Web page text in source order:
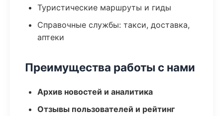
Туристические маршруты и гиды
Справочные службы: такси, доставка,
аптеки
Преимущества работы с нами
Архив новостей и аналитика
Отзывы пользователей и рейтинг